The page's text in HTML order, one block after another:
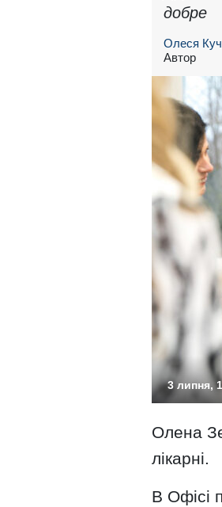
добре
Олеся
Автор
3 липня,
Олена
лікарні.
В Офісі